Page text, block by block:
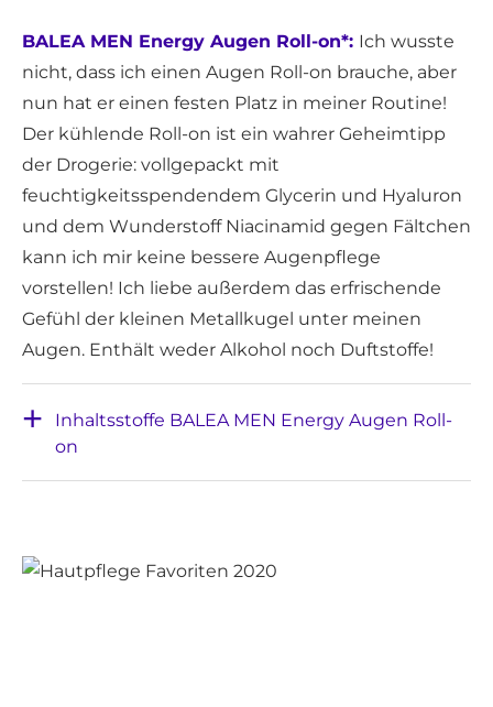
BALEA MEN Energy Augen Roll-on*: Ich wusste
nicht, dass ich einen Augen Roll-on brauche, aber
nun hat er einen festen Platz in meiner Routine!
Der kühlende Roll-on ist ein wahrer Geheimtipp
der Drogerie: vollgepackt mit
feuchtigkeitsspendendem Glycerin und Hyaluron
und dem Wunderstoff Niacinamid gegen Fältchen
kann ich mir keine bessere Augenpflege
vorstellen! Ich liebe außerdem das erfrischende
Gefühl der kleinen Metallkugel unter meinen
Augen. Enthält weder Alkohol noch Duftstoffe!
Inhaltsstoffe BALEA MEN Energy Augen Roll-
on